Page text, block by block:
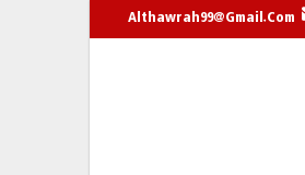
Althawrah99@gmail.com